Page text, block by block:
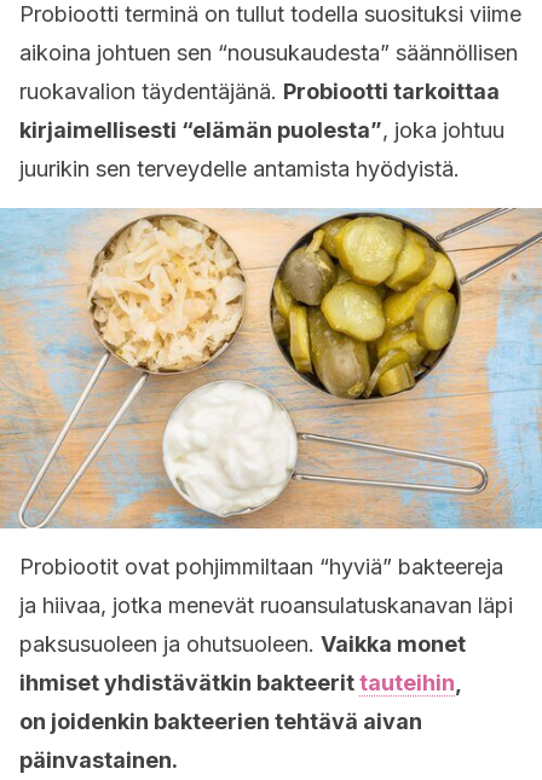
Probiootti terminä on tullut todella suosituksi viime
aikoina johtuen sen “nousukaudesta” säännöllisen
ruokavalion täydentäjänä. Probiootti tarkoittaa
kirjaimellisesti “elämän puolesta”, joka johtuu
juurikin sen terveydelle antamista hyödyistä.
Probiootit ovat pohjimmiltaan “hyviä” bakteereja
ja hiivaa, jotka menevät ruoansulatuskanavan läpi
paksusuoleen ja ohutsuoleen. Vaikka monet
ihmiset yhdistävätkin bakteerittauteihin
on joidenkin bakteerien tehtävä aivan
päinvastainen.